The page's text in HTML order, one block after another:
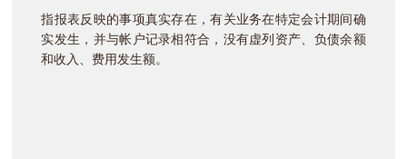
指报表反映的事项真实存在，有关业务在特定会计期间确
实发生，并与帐户记录相符合，没有虚列资产、负债余额
和收入、费用发生额。